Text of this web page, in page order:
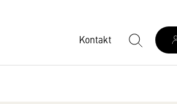
Kontakt